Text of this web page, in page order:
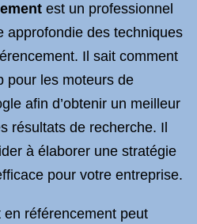
est un professionnel
approfondie des techniques
Il sait comment
pour les moteurs de
afin d’obtenir un meilleur
résultats de recherche. Il
à élaborer une stratégie
pour votre entreprise.
référencement peut